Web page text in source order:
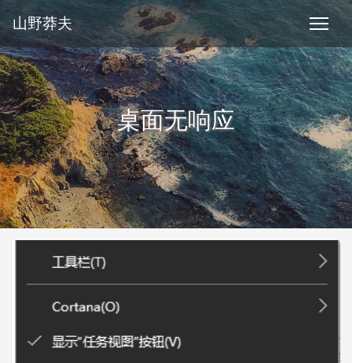
山野莽夫
桌面无响应